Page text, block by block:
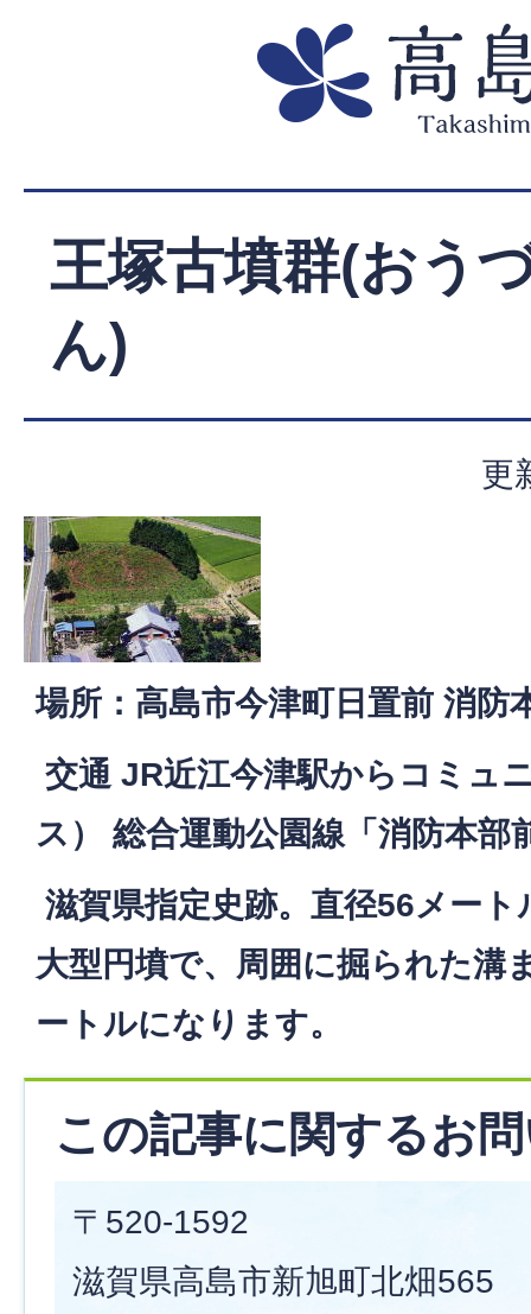
王塚古墳群(おう
ん)
更
場所：高島市今津町日置前 消防
交通 JR近江今津駅からコミュ
ス） 総合運動公園線「消防本部
滋賀県指定史跡。直径56メー
大型円墳で、周囲に掘られた溝
ートルになります。
この記事に関するお
〒520-1592
滋賀県高島市新旭町北畑565